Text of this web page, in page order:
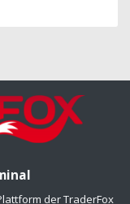
der TraderFox